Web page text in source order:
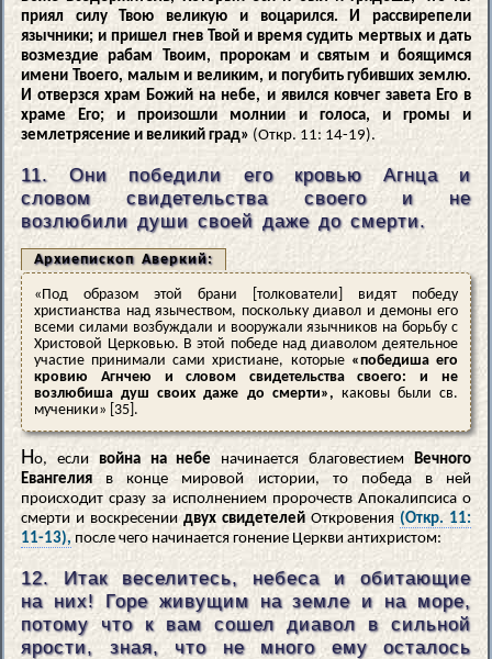
приял силу Твою великую и воцарился. И рассвирепели
язычники; и пришел гнев Твой и время судить мертвых и дать
возмездие рабам Твоим, пророкам и святым и боящимся
имени Твоего, малым и великим, и погубить губивших землю.
И отверзся храм Божий на небе, и явился ковчег завета Его в
храме Его; и произошли молнии и голоса, и громы и
землетрясение и великий град» (Откр. 11: 14-19).
11. Они победили его кровью Агнца и
словом свидетельства своего и не
возлюбили души своей даже до смерти.
Архиепископ Аверкий:
«Под образом этой брани [толкователи] видят победу
христианства над язычеством, поскольку диавол и демоны его
всеми силами возбуждали и вооружали язычников на борьбу с
Христовой Церковью. В этой победе над диаволом деятельное
участие принимали сами христиане, которые «победиша его
кровию Агнчею и словом свидетельства своего: и не
возлюбиша душ своих даже до смерти», каковы были св.
мученики» [35].
Но, если война на небе начинается благовестием
Вечного
Евангелия в конце мировой истории, то победа в ней
происходит сразу за исполнением пророчеств Апокалипсиса о
смерти и воскресениидвух свидетелей Откровения (Откр. 11:
11-13), после чего начинается гонение Церкви антихристом:
12. Итак веселитесь, небеса и обитающие
на них! Горе живущим на земле и на море,
потому что к вам сошел диавол в сильной
ярости, зная, что не много ему осталось